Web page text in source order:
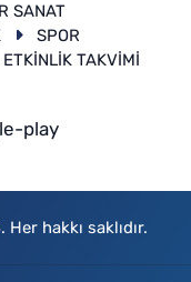
SANAT
SPOR
TAKVİMİ
hakkı saklıdır.